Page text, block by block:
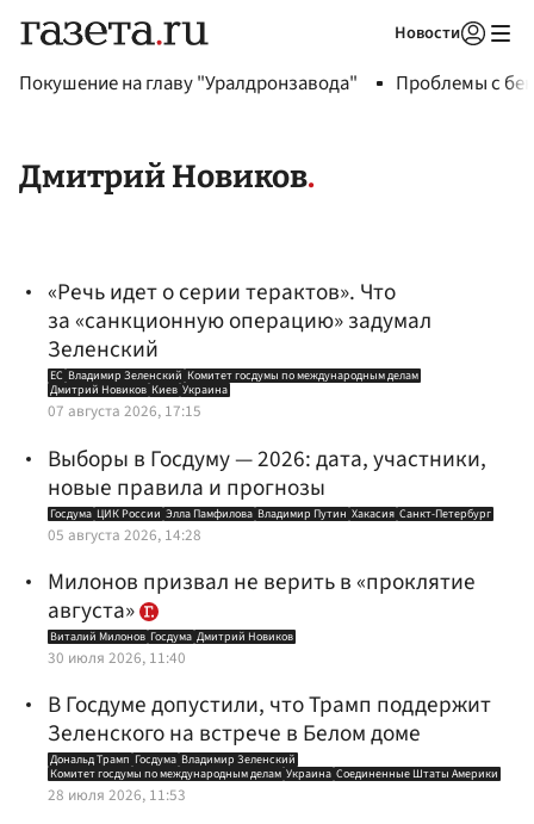
Новости
Покушение на главу "Уралдронзавода" Проблемы с
Дмитрий Новиков
«Речь идет о серии терактов». Что
за «санкционную операцию» задумал
Зеленский
ЕС Владимир Зеленский Комитет госдумы по международным делам
Дмитрий Новиков Киев Украина
07 августа 2026, 17:15
Выборы в Госдуму — 2026: дата, участники,
новые правила и прогнозы
Госдума ЦИК России Элла Памфилова Владимир Путин Хакасия Санкт-Петербург
05 августа 2026, 14:28
Милонов призвал не верить в «проклятие
августа»
Виталий Милонов Госдума Дмитрий Новиков
30 июля 2026, 11:40
В Госдуме допустили, что Трамп поддержит
Зеленского на встрече в Белом доме
Дональд Трамп Госдума Владимир Зеленский
Комитет госдумы по международным делам Украина Соединенные Штаты Америки
28 июля 2026, 11:53